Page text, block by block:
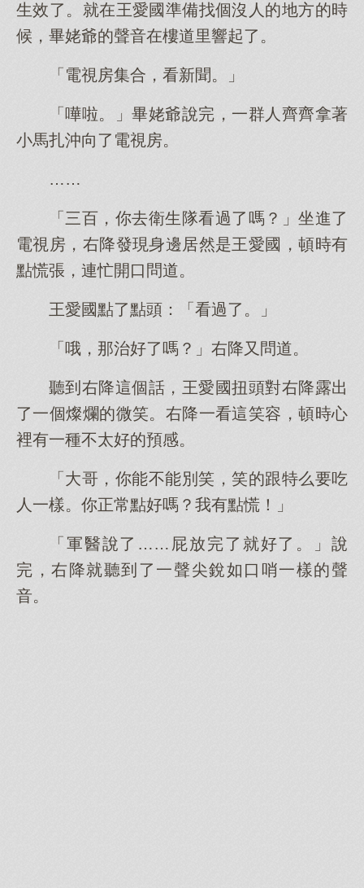
生效了。就在王愛國準備找個沒人的地方的時
候，畢姥爺的聲音在樓道里響起了。
「電視房集合，看新聞。」
「嘩啦。」畢姥爺說完，一群人齊齊拿著
小馬扎沖向了電視房。
……
「三百，你去衛生隊看過了嗎？」坐進了
電視房，右降發現身邊居然是王愛國，頓時有
點慌張，連忙開口問道。
王愛國點了點頭：「看過了。」
「哦，那治好了嗎？」右降又問道。
聽到右降這個話，王愛國扭頭對右降露出
了一個燦爛的微笑。右降一看這笑容，頓時心
裡有一種不太好的預感。
「大哥，你能不能別笑，笑的跟特么要吃
人一樣。你正常點好嗎？我有點慌！」
「軍醫說了……屁放完了就好了。」說
完，右降就聽到了一聲尖銳如口哨一樣的聲
音。